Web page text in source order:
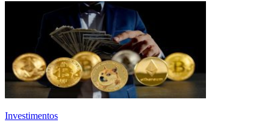
Investimentos